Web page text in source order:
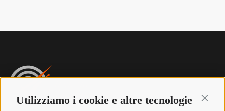
Utilizziamo i cookie e altre tecnologie